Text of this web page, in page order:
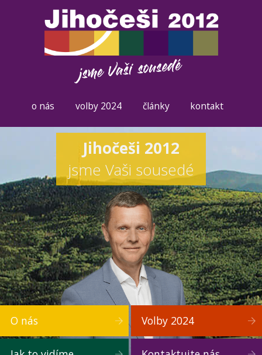
o nás volby 2024 články kontakt
Jihočeši 2012
jsme Vaši sousedé
O nás Volby 2024